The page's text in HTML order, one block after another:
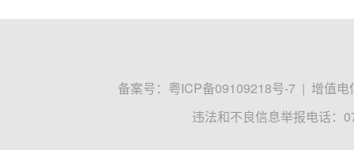
备案号： 粤ICP备09109218号-7 | 增值电
违法和不良信息举报电话：